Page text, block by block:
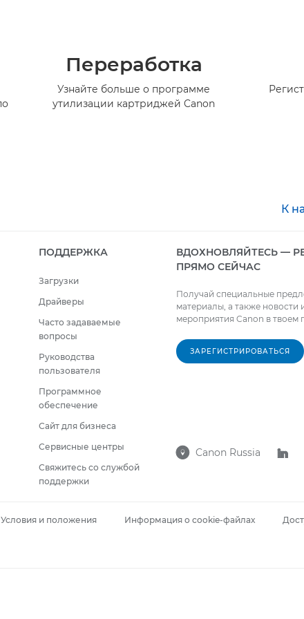
Переработка
Узнайте больше о программе
утилизации картриджей Canon
К
ПОДДЕРЖКА
Загрузки
Драйверы
Часто задаваемые
вопросы
Руководства
пользователя
Программное
обеспечение
Сайт для бизнеса
Сервисные центры
Свяжитесь со службой
поддержки
ВДОХНОВЛЯЙТЕСЬ —
ПРЯМО СЕЙЧАС
Получай специальные
материалы, а также новости
мероприятия Canon в твоем
ЗАРЕГИСТРИРОВАТЬСЯ
 Canon Russia 
Условия и положения Информация о cookie-файлах